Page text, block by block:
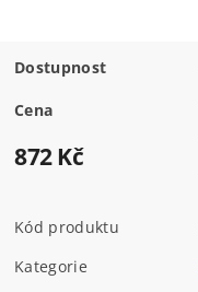
Dostupnost
Cena
872 Kč
Kód produktu
Kategorie